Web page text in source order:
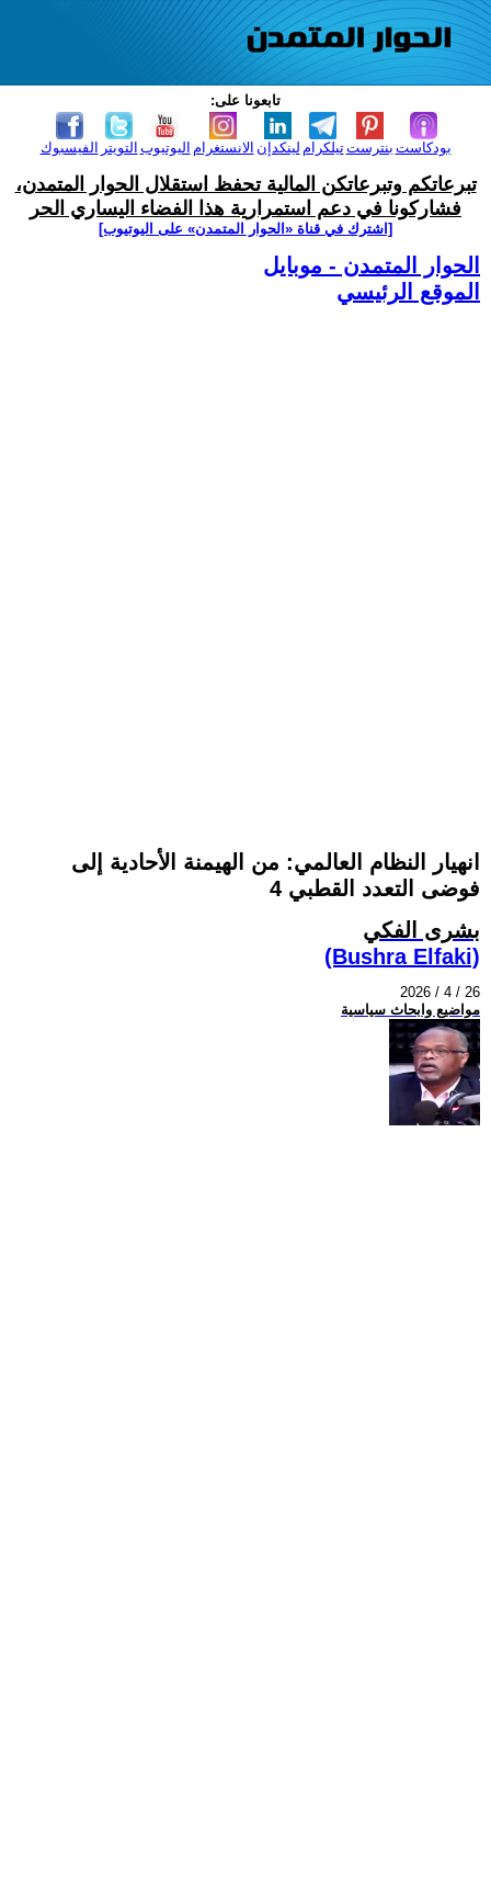
تابعونا على:
الفيسبوك التويتر اليوتيوب الانستغرام لينكدإن تيلكرامبنترست بودكاست
تبرعاتكم وتبرعاتكن المالية تحفظ استقلال الحوار المتمدن،
فشاركونا في دعم استمرارية هذا الفضاء اليساري الحر
[اشترك في قناة ‫«الحوار المتمدن» على اليوتيوب]
الحوار المتمدن - موبايل
الموقع الرئيسي
انهيار النظام العالمي: من الهيمنة الأحادية إلى
فوضى التعدد القطبي 4
بشرى الفكي
(Bushra Elfaki)
2026 / 4 / 26
مواضيع وابحاث سياسية